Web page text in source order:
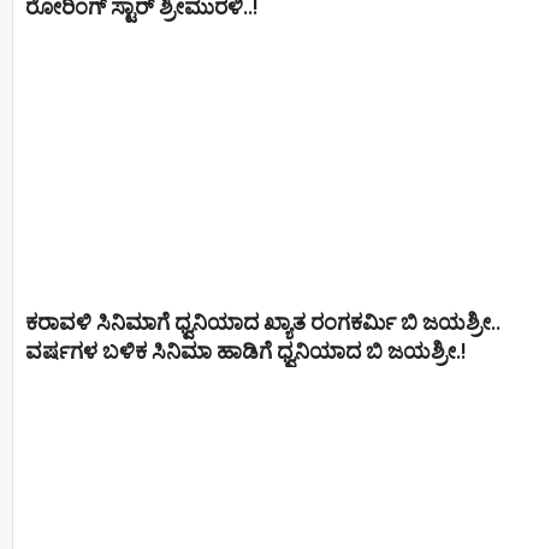
ರೋರಿಂಗ್ ಸ್ಟಾರ್ ಶ್ರೀಮುರಳಿ..!
ಕರಾವಳಿ ಸಿನಿಮಾಗೆ ಧ್ವನಿಯಾದ ಖ್ಯಾತ ರಂಗಕರ್ಮಿ ಬಿ ಜಯಶ್ರೀ..
ವರ್ಷಗಳ ಬಳಿಕ ಸಿನಿಮಾ ಹಾಡಿಗೆ ಧ್ವನಿಯಾದ ಬಿ ಜಯಶ್ರೀ.!